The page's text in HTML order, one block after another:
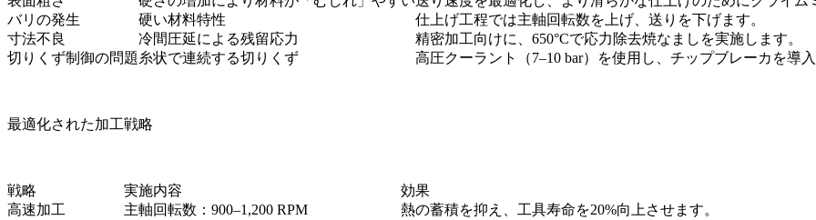
バリの発生
硬い材料特性
仕上げ工程では主軸回転数を上げ、送りを下げます。
寸法不良
冷間圧延による残留応力
精密加工向けに、650°Cで応力除去焼なましを実施します。
切りくず制御の問題 糸状で連続する切りくず 高圧クーラント（7–10 bar）を使用し、チップブレーカを導入
最適化された加工戦略
戦略 実施内容
効果
高速加工
主軸回転数：900–1,200 RPM
熱の蓄積を抑え、工具寿命を20%向上させます。